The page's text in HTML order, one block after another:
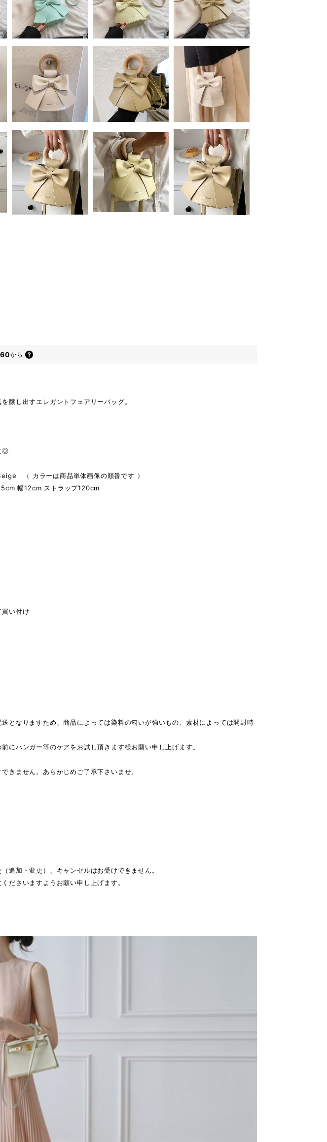
から
醸し出すエレガントフェアリーバッグ。
◎
カラーは商品単体画像の順番です ）
幅12cm ストラップ120cm
い付け
となりますため、商品によっては染料の匂いが強いもの、素材によっては開封時
にハンガー等のケアをお試し頂きます様お願い申し上げます。
きません。あらかじめご了承下さいませ。
追加・変更）、キャンセルはお受けできません。
ださいますようお願い申し上げます。